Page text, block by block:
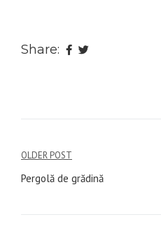
Share:
Navigare
în
OLDER POST
Pergolă de grădină